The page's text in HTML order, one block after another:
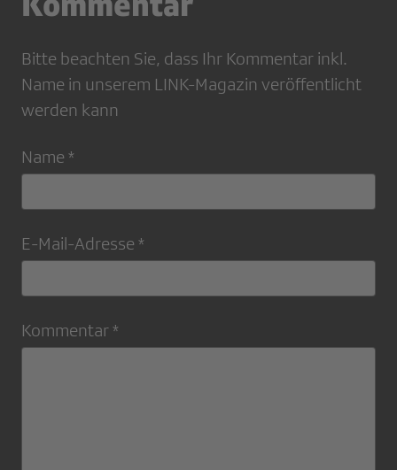
Bitte beachten Sie, dass Ihr Kommentar inkl.
Name in unserem LINK-Magazin veröffentlicht
werden kann
Name *
E-Mail-Adresse *
Kommentar *